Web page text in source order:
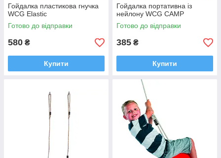
Гойдалка пластикова гнучка
WCG Elastic
Готово до відправки
580 ₴
Купити
Гойдалка портативна із
нейлону WCG CAMP
Готово до відправки
385 ₴
Купити